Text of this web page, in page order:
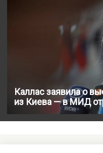
Каллас заявила о
из Киева — в МИД